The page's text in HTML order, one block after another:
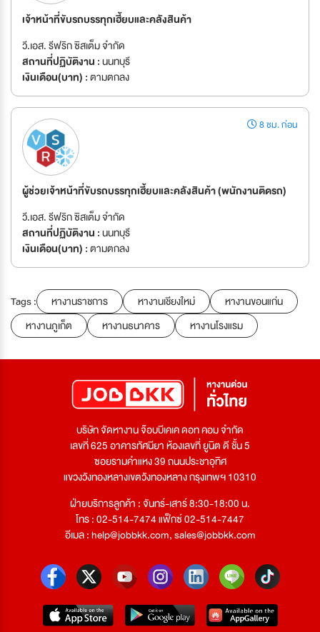
เจ้าหน้าที่ขับรถบรรทุกเฮี้ยบและคลังสินค้า
วี.เอส. รีฟริก ซิสเต็ม จำกัด
สถานที่ปฏิบัติงาน :นนทบุรี
เงินเดือน(บาท) :ตามตกลง
8 ชม. ก่อน
ผู้ช่วยเจ้าหน้าที่ขับรถบรรทุกเฮี้ยบและคลังสินค้า (พนักงานติดรถ)
วี.เอส. รีฟริก ซิสเต็ม จำกัด
สถานที่ปฏิบัติงาน :นนทบุรี
เงินเดือน(บาท) :ตามตกลง
Tags : หางานราชการ หางานเชียงใหม่
หางานขอนแก่น
หางานภูเก็ต
หางานธนาคาร หางานโรงแรม
บริษัท จัดหางาน จ๊อบบีเคเค ดอท คอม จำกัด
เลขที่ 625 อาคารทัศนียา ห้องเลขที่ ยูนิต ดี ชั้น 5
ซอยรามคำแหง 39 ถนนประชาอุทิศ
แขวงวังทองหลางเขตวังทองหลาง กรุงเทพฯ 10310
ฝ่ายบริการลูกค้า : จันทร์-เสาร์ 8:30-18:00 น.
โทร : 02-514-7474 แฟ็กซ์ 02-514-7447
อีเมล :help@jobbkk.com,sales@jobbkk.com